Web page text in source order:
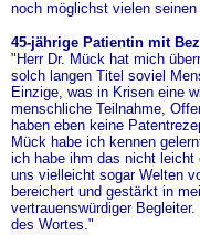
noch möglichst vielen
45-jährige Patientin mit
"Herr Dr. Mück hat mich
solch langen Titel soviel
Einzige, was in Krisen eine
menschliche Teilnahme,
haben eben keine
Mück habe ich kennen
ich habe ihm das nicht leicht
uns vielleicht sogar Welten
bereichert und gestärkt in
vertrauenswürdiger
des Wortes."